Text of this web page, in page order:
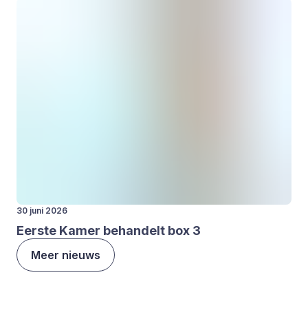
30 juni 2026
Eer­ste Kamer behan­delt box 3
Meer nieuws